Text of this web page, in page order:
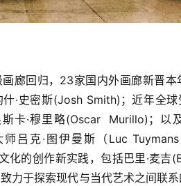
廊回归，23家国内外画廊新晋
·史密斯(Josh Smith)；近年全
卡·穆里略(Oscar  Murillo)；以
吕克·图伊曼斯（Luc
化的创作新实践，包括巴里·麦
力于探索现代与当代艺术之间联